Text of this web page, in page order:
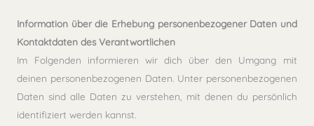
Information über die Erhebung personenbezogener Daten und
Kontaktdaten des Verantwortlichen
Im Folgenden informieren wir dich über den Umgang mit
deinen personenbezogenen Daten. Unter personenbezogenen
Daten sind alle Daten zu verstehen, mit denen du persönlich
identifiziert werden kannst.